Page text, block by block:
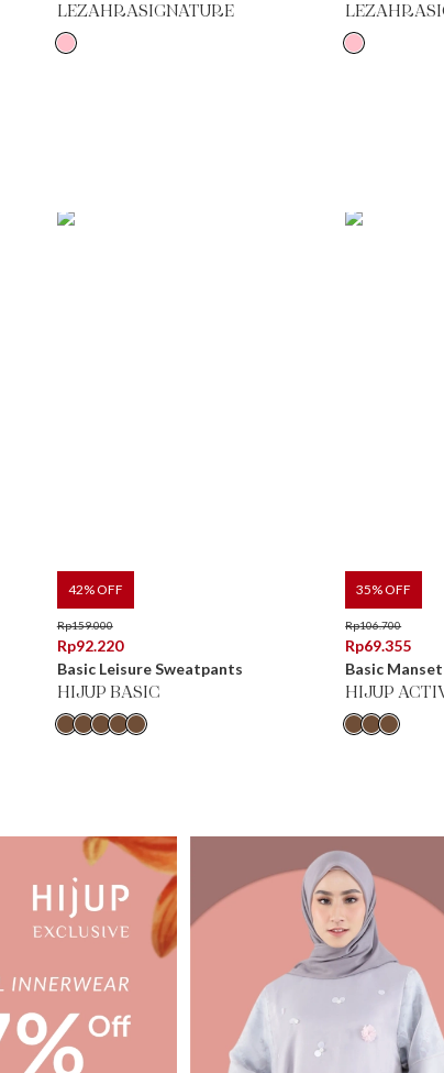
LEZAHRASIGNATURE
42% OFF
Rp159.000
Rp92.220
Basic Leisure Sweatpants
HIJUP BASIC
35% OFF
Rp106.700
Rp69.355
Basic
HIJUP